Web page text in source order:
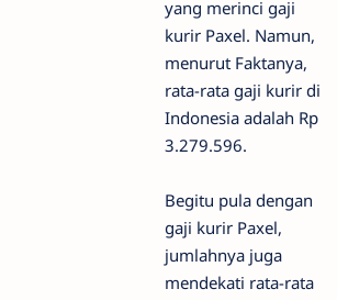
yang merinci gaji
kurir Paxel. Namun,
menurut Faktanya,
rata-rata gaji kurir di
Indonesia adalah Rp
3.279.596.
Begitu pula dengan
gaji kurir Paxel,
jumlahnya juga
mendekati rata-rata